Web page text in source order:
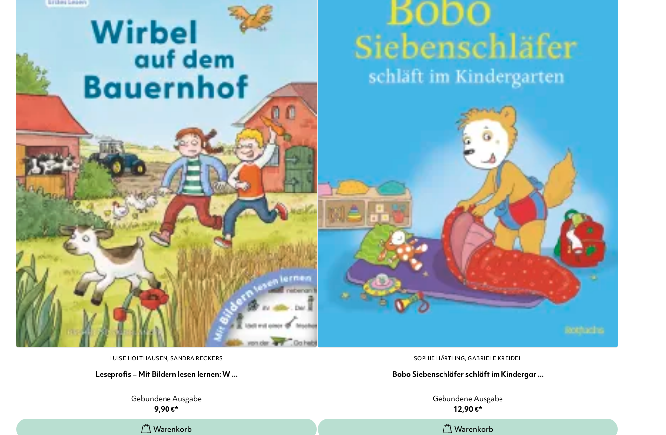
LUISE HOLTHAUSEN SANDRA RECKERS
Leseprofis – Mit Bildern lesen lernen: W ...
Gebundene Ausgabe
9,90€*
SOPHIE HÄRTLING GABRIELE KREIDEL
Bobo Siebenschläfer schläft im Kindergar ...
Gebundene Ausgabe
12,90€*